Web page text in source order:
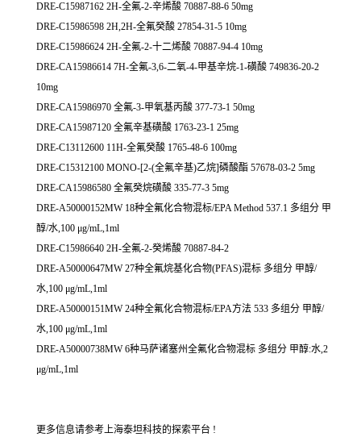
DRE-C15987162 2H-全氟-2-辛烯酸 70887-88-6 50mg
DRE-C15986598 2H,2H-全氟癸酸 27854-31-5 10mg
DRE-C15986624 2H-全氟-2-十二烯酸 70887-94-4 10mg
DRE-CA15986614 7H-全氟-3,6-二氧-4-甲基辛烷-1-磺酸 749836-20-2
10mg
DRE-CA15986970 全氟-3-甲氧基丙酸 377-73-1 50mg
DRE-CA15987120 全氟辛基磺酸 1763-23-1 25mg
DRE-C13112600 11H-全氟癸酸 1765-48-6 100mg
DRE-C15312100 MONO-[2-(全氟辛基)乙烷]磷酸酯 57678-03-2 5mg
DRE-CA15986580 全氟癸烷磺酸 335-77-3 5mg
DRE-A50000152MW 18种全氟化合物混标/EPA Method 537.1 多组分 甲
醇/水,100 μg/mL,1ml
DRE-C15986640 2H-全氟-2-癸烯酸 70887-84-2
DRE-A50000647MW 27种全氟烷基化合物(PFAS)混标 多组分 甲醇/
水,100 μg/mL,1ml
DRE-A50000151MW 24种全氟化合物混标/EPA方法 533 多组分 甲醇/
水,100 μg/mL,1ml
DRE-A50000738MW 6种马萨诸塞州全氟化合物混标 多组分 甲醇:水,2
μg/mL,1ml
更多信息请参考上海泰坦科技的探索平台 !